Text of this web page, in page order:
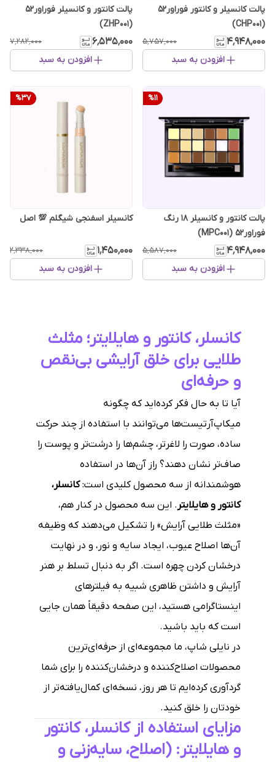
پالت کانسیلر و کانتور فوراور۵۲
(CHP001)
۴٬۹۴۸٬۰۰۰ ۵٬۷۵۷٬۰۰۰
افزودن به سبد
پالت کانتور و کانسیلر فوراور52
(ZHP001)
۶٬۵۳۵٬۰۰۰ ۷٬۲۸۲٬۰۰۰
افزودن به سبد
%11
پالت کانتور و کانسیلر 18 رنگ
فوراور52 (MPC001)
۴٬۹۴۸٬۰۰۰ ۵٬۵۸۷٬۰۰۰
افزودن به سبد
%37
کانسیلر اسفنجی شیگلم 💯 اصل
۱٬۴۵۰٬۰۰۰ ۲٬۳۳۸٬۰۰۰
افزودن به سبد
کانسلر، کانتور و هایلایتر؛ مثلث
طلایی برای خلق آرایشی بی‌نقص
و حرفه‌ای
آیا تا به حال فکر کرده‌اید که چگونه
میکاپ‌آرتیست‌ها می‌توانند با استفاده از چند حرکت
ساده، صورت را لاغرتر، چشم‌ها را درشت‌تر و پوست را
صاف‌تر نشان دهند؟ راز آن‌ها در استفاده
هوشمندانه از سه محصول کلیدی است:کانسلر،
کانتور و هایلایتر . این سه محصول در کنار هم،
«مثلث طلایی آرایش» را تشکیل می‌دهند که وظیفه
آن‌ها اصلاح عیوب، ایجاد سایه و نور، و در نهایت
درخشان کردن چهره است. اگر به دنبال تسلط بر هنر
آرایش و داشتن ظاهری شبیه به فیلترهای
اینستاگرامی هستید، این صفحه دقیقاً همان جایی
است که باید باشید.
در نایلی شاپ، ما مجموعه‌ای از حرفه‌ای‌ترین
محصولات اصلاح‌کننده و درخشان‌کننده را برای شما
گردآوری کرده‌ایم تا هر روز، نسخه‌ای کمال‌یافته‌تر از
خودتان را خلق کنید.
مزایای استفاده از کانسلر، کانتور
و هایلایتر: (اصلاح، سایه‌زنی و